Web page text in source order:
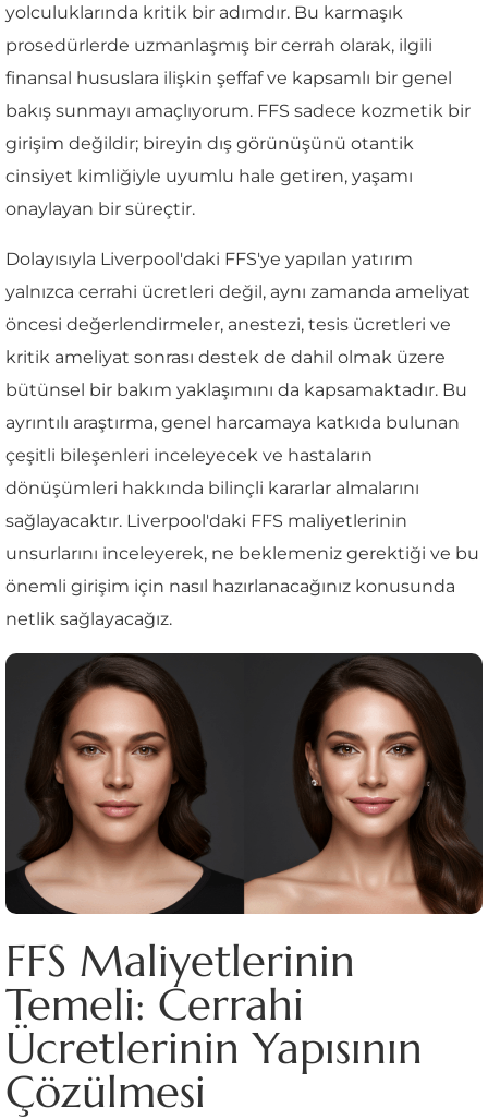
yolculuklarında kritik bir adımdır. Bu karmaşık
prosedürlerde uzmanlaşmış bir cerrah olarak, ilgili
finansal hususlara ilişkin şeffaf ve kapsamlı bir genel
bakış sunmayı amaçlıyorum. FFS sadece kozmetik bir
girişim değildir; bireyin dış görünüşünü otantik
cinsiyet kimliğiyle uyumlu hale getiren, yaşamı
onaylayan bir süreçtir.
Dolayısıyla Liverpool'daki FFS'ye yapılan yatırım
yalnızca cerrahi ücretleri değil, aynı zamanda ameliyat
öncesi değerlendirmeler, anestezi, tesis ücretleri ve
kritik ameliyat sonrası destek de dahil olmak üzere
bütünsel bir bakım yaklaşımını da kapsamaktadır. Bu
ayrıntılı araştırma, genel harcamaya katkıda bulunan
çeşitli bileşenleri inceleyecek ve hastaların
dönüşümleri hakkında bilinçli kararlar almalarını
sağlayacaktır. Liverpool'daki FFS maliyetlerinin
unsurlarını inceleyerek, ne beklemeniz gerektiği ve bu
önemli girişim için nasıl hazırlanacağınız konusunda
netlik sağlayacağız.
FFS Maliyetlerinin
Temeli: Cerrahi
Ücretlerinin Yapısının
Çözülmesi